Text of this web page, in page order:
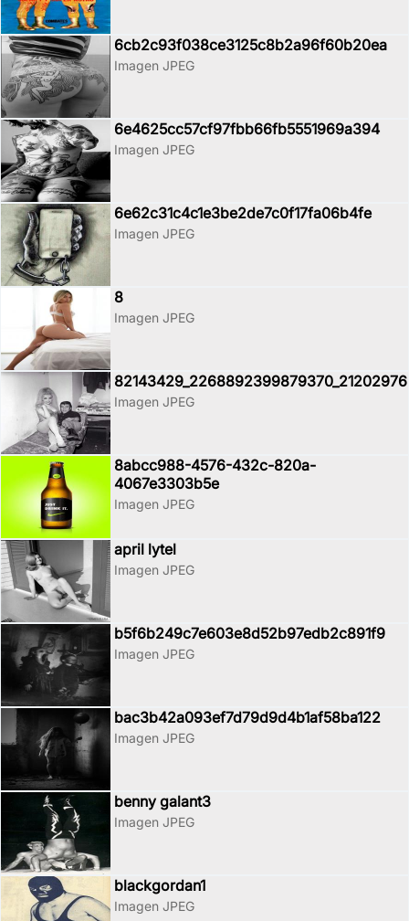
6cb2c93f038ce3125c8b2a96f60b20ea
Imagen JPEG
6e4625cc57cf97fbb66fb5551969a394
Imagen JPEG
6e62c31c4c1e3be2de7c0f17fa06b4fe
Imagen JPEG
8
Imagen JPEG
Imagen JPEG
8abcc988-4576-432c-820a-
4067e3303b5e
Imagen JPEG
april lytel
Imagen JPEG
b5f6b249c7e603e8d52b97edb2c891f9
Imagen JPEG
bac3b42a093ef7d79d9d4b1af58ba122
Imagen JPEG
benny galant3
Imagen JPEG
blackgordan1
Imagen JPEG